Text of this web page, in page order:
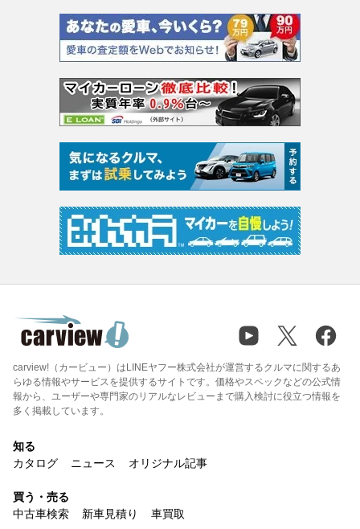
carview!（カービュー）はLINEヤフー株式会社が運営するクルマに関するあ
らゆる情報やサービスを提供するサイトです。価格やスペックなどの公式情
報から、ユーザーや専門家のリアルなレビューまで購入検討に役立つ情報を
多く掲載しています。
知る
カタログ
ニュース オリジナル記事
買う・売る
中古車検索
新車見積り 車買取